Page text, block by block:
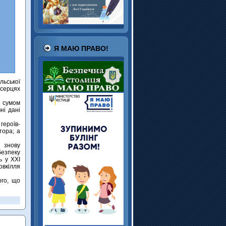
сумом
дані
а
знову
у XXI
що
Я МАЮ ПРАВО!